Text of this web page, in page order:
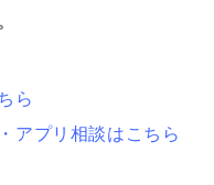
ら
アプリ相談はこちら